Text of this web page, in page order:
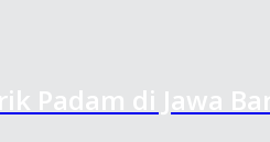
Padam di Jawa